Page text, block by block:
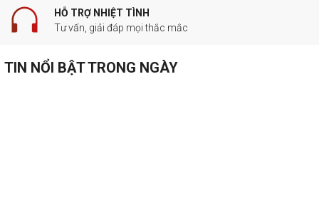
HỖ TRỢ NHIỆT TÌNH
Tư vấn, giải đáp mọi thắc mắc
TIN NỔI BẬT TRONG NGÀY